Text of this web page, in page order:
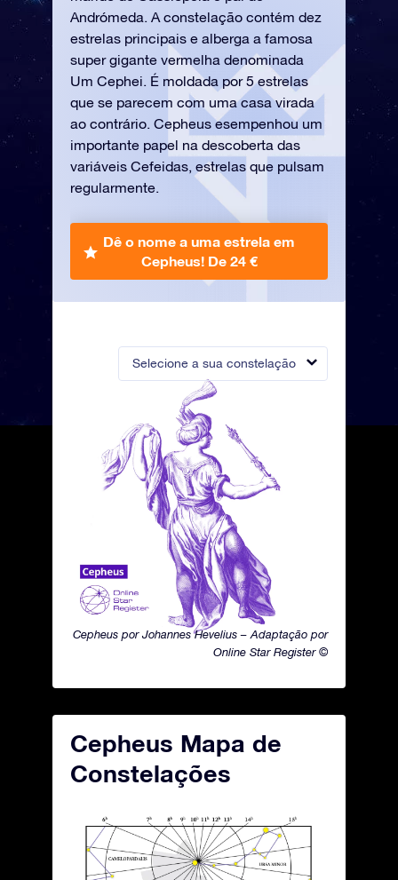
Selecione a sua constelação
Cepheus por Johannes Hevelius – Adaptação por
Online Star Register ©
Andrómeda. A constelação contém dez
estrelas principais e alberga a famosa
super gigante vermelha denominada
Um Cephei. É moldada por 5 estrelas
que se parecem com uma casa virada
ao contrário. Cepheus esempenhou um
importante papel na descoberta das
variáveis Cefeidas, estrelas que pulsam
regularmente.
Dê o nome a uma estrela em
Cepheus! De 24 €
Cepheus Mapa de
Constelações